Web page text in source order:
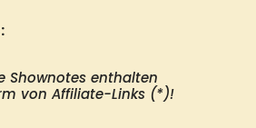
Shownotes enthalten
von Affiliate-Links (*)!